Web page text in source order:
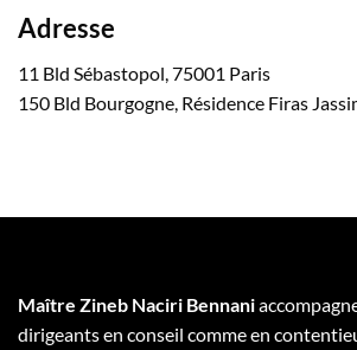
Adresse
11 Bld Sébastopol, 75001 Paris
150 Bld Bourgogne, Résidence Firas
Maître Zineb Naciri Bennani
dirigeants en conseil comme en